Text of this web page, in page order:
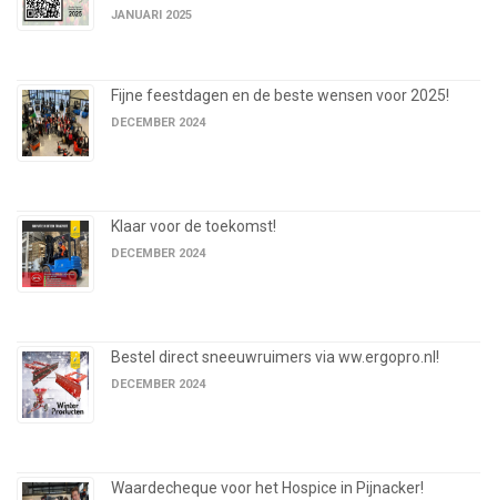
JANUARI 2025
Fijne feestdagen en de beste wensen voor 2025!
DECEMBER 2024
Klaar voor de toekomst!
DECEMBER 2024
Bestel direct sneeuwruimers via ww.ergopro.nl!
DECEMBER 2024
Waardecheque voor het Hospice in Pijnacker!